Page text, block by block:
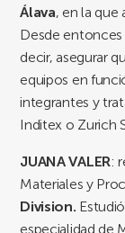
Álava, en la que
Desde entonces
decir, asegurar
equipos en
integrantes y
Inditex o Zurich
JUANA VALER:
Materiales y
Division.
especialidad de